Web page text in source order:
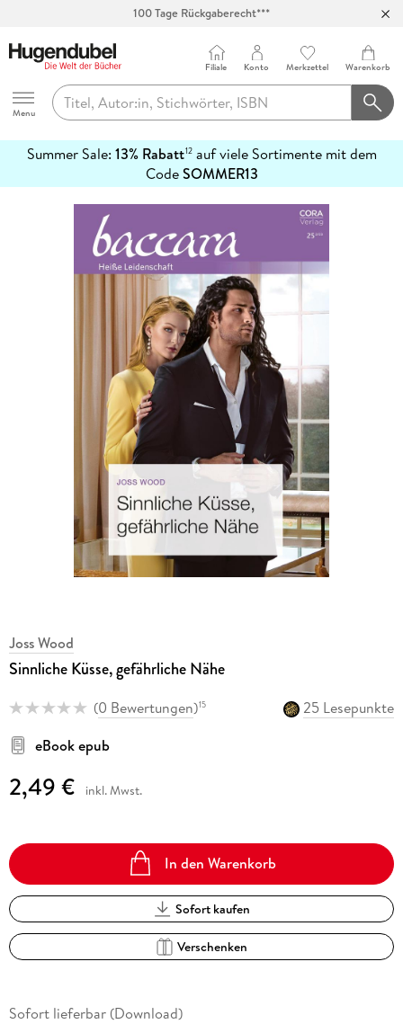
100 Tage Rückgaberecht***
Hugendubel
Menu
Filiale Konto Merkzettel Warenkorb
Summer Sale: 13% Rabatt12auf viele Sortimente mit dem
CodeSOMMER13
erfahren
Joss Wood
Sinnliche Küsse, gefährliche Nähe
(0 Bewertungen)15
25 Lesepunkte
eBook epub
2,49 € inkl. Mwst.
In den Warenkorb
Sofort kaufen
Verschenken
Sofort lieferbar (Download)